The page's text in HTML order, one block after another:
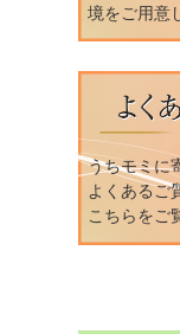
境をご用意
うちモミに
よくあるご
こちらをご